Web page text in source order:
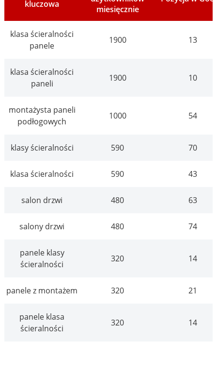
kluczowa
miesięcznie
klasa ścieralności
panele
1900 13
klasa ścieralności
paneli
1900 10
montażysta paneli
podłogowych
1000 54
klasy ścieralności 590 70
klasa ścieralności 590 43
salon drzwi 480 63
salony drzwi 480 74
panele klasy
ścieralności
320 14
panele z montażem 320 21
panele klasa
ścieralności
320 14